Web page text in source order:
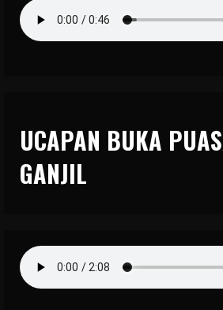
UCAPAN BUKA
GANJIL